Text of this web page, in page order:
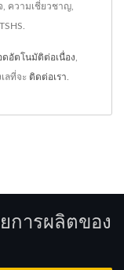
ความเชี่ยวชาญ,
ดอัตโนมัติต่อเนื่อง
ลที่จะ ติดต่อเรา
การผลิตของ